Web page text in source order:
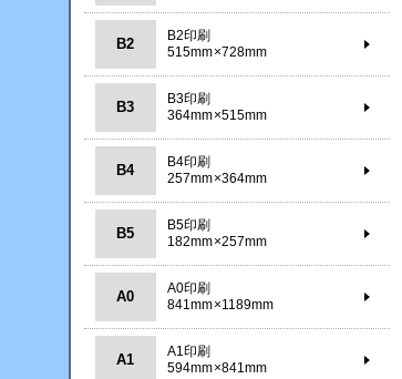
B2
B2印刷
515mm×728mm
B3
B3印刷
364mm×515mm
B4
B4印刷
257mm×364mm
B5
B5印刷
182mm×257mm
A0
A0印刷
841mm×1189mm
A1
A1印刷
594mm×841mm